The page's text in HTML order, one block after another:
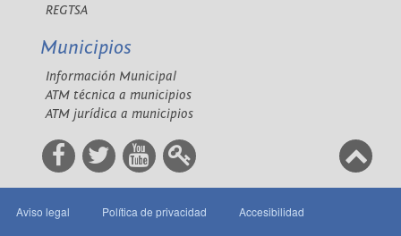
REGTSA
Municipios
Información Municipal
ATM técnica a municipios
ATM jurídica a municipios
Aviso legal Política de privacidad Accesibilidad